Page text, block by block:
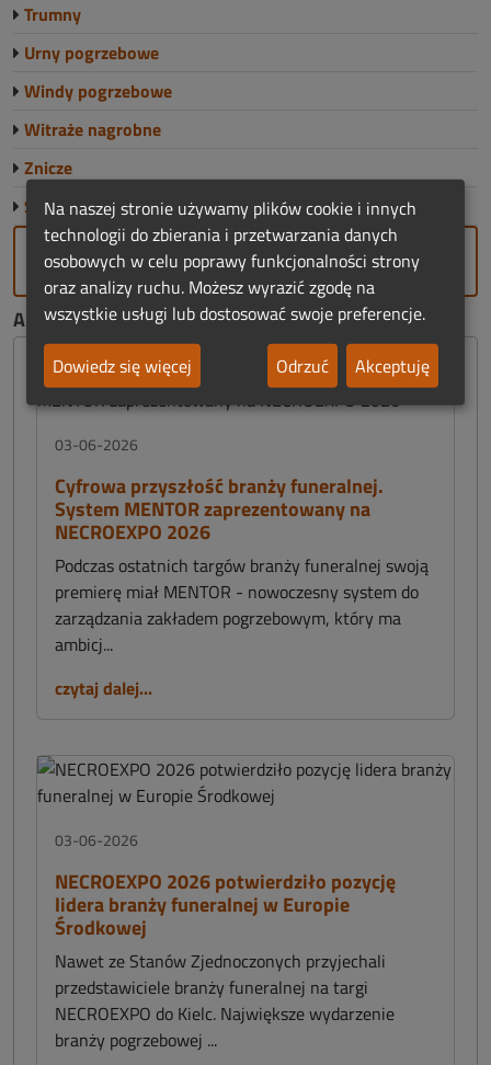
Trumny
Urny pogrzebowe
Windy pogrzebowe
Witraże nagrobne
Znicze
Sklep Funeralny
DODAJ FIRMĘ
AKTUALNOŚCI FUNERALNE:
03-06-2026
Cyfrowa przyszłość branży funeralnej.
System MENTOR zaprezentowany na
NECROEXPO 2026
Podczas ostatnich targów branży funeralnej swoją
premierę miał MENTOR - nowoczesny system do
zarządzania zakładem pogrzebowym, który ma
ambicj...
czytaj dalej...
03-06-2026
NECROEXPO 2026 potwierdziło pozycję
lidera branży funeralnej w Europie
Środkowej
Nawet ze Stanów Zjednoczonych przyjechali
przedstawiciele branży funeralnej na targi
NECROEXPO do Kielc. Największe wydarzenie
branży pogrzebowej ...
Na naszej stronie używamy plików cookie i innych
technologii do zbierania i przetwarzania danych
osobowych w celu poprawy funkcjonalności strony
oraz analizy ruchu. Możesz wyrazić zgodę na
wszystkie usługi lub dostosować swoje preferencje.
Dowiedz się więcej
Odrzuć Akceptuję